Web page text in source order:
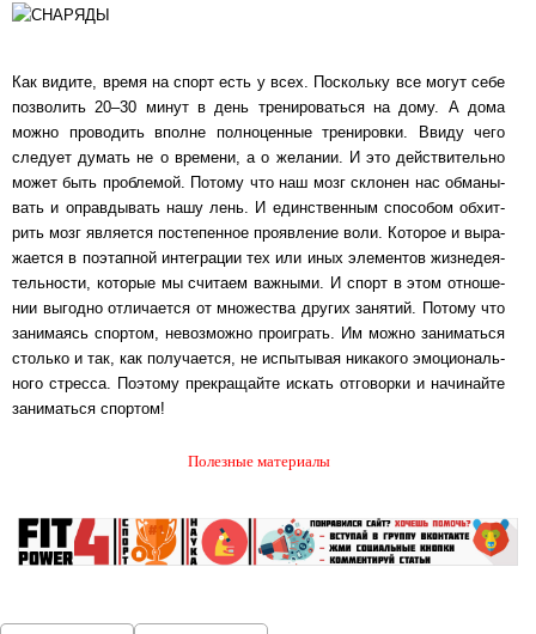
Как видите, время на спорт есть у всех. Пос­коль­ку все могут себе
поз­во­лить 20‒30 минут в день тре­ни­ро­вать­ся на дому. А дома
можно про­во­дить вполне пол­но­цен­ные тре­ни­ров­ки. Ввиду чего
сле­ду­ет думать не о вре­ме­ни, а о же­ла­нии. И это дейст­ви­тель­но
может быть проб­ле­мой. Потому что наш мозг скло­нен нас об­ма­ны­
вать и оп­рав­ды­вать нашу лень. И единст­вен­ным спо­со­бом об­хит­
рить мозг является пос­те­пен­ное про­яв­ле­ние воли. Ко­то­рое и вы­ра­
жа­ет­ся в по­этап­ной ин­тег­ра­ции тех или иных эле­мен­тов жиз­не­де­я­
тель­нос­ти, ко­то­рые мы считаем важ­ны­ми. И спорт в этом от­но­ше­
нии выгодно от­ли­ча­ет­ся от мно­жест­ва других за­ня­тий. Потому что
за­ни­ма­ясь спортом, не­воз­мож­но про­иг­рать. Им можно за­ни­мать­ся
столько и так, как по­лу­ча­ет­ся, не ис­пы­ты­вая никакого эмо­ци­о­наль­
но­го стресса. Поэтому прек­ра­щай­те искать от­го­вор­ки и на­чи­най­те
за­ни­мать­ся спор­том!
Полезные материалы